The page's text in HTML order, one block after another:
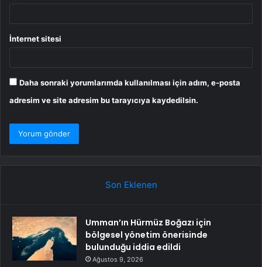
İnternet sitesi
Daha sonraki yorumlarımda kullanılması için adım, e-posta
adresim ve site adresim bu tarayıcıya kaydedilsin.
Son Eklenen
Umman’ın Hürmüz Boğazı için
bölgesel yönetim önerisinde
bulunduğu iddia edildi
Ağustos 9, 2026